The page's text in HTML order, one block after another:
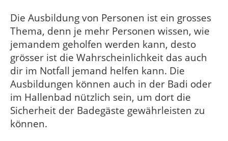
Die Ausbildung von Personen ist ein grosses
Thema, denn je mehr Personen wissen, wie
jemandem geholfen werden kann, desto
grösser ist die Wahrscheinlichkeit das auch
dir im Notfall jemand helfen kann. Die
Ausbildungen können auch in der Badi oder
im Hallenbad nützlich sein, um dort die
Sicherheit der Badegäste gewährleisten zu
können.